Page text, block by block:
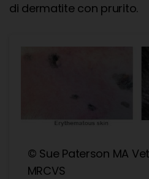
di dermatite con prurito.
© Sue Paterson MA
MRCVS